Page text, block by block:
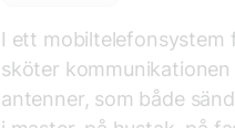
I ett mobiltelefonsystem
sköter
antenner, som både